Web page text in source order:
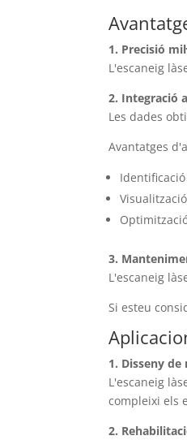
1. Precisió
L'escaneig
2. Integració
Les dades
Avantatges
3.
L'escaneig
Si esteu
1. Disseny
L'escaneig
compleixi els
2.